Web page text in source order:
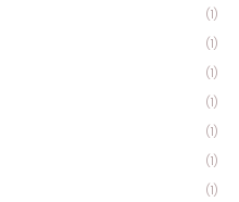
(1)
(1)
(1)
(1)
(1)
(1)
(1)